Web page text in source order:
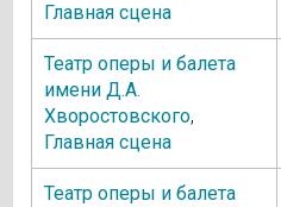
Главная сцена
Театр оперы и балета
имени Д.А.
Хворостовского,
Главная сцена
Театр оперы и балета